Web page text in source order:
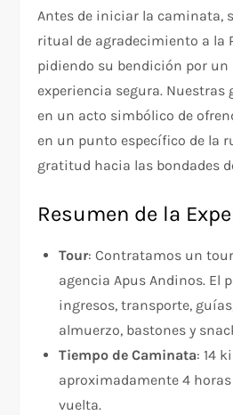
Antes de iniciar la caminata,
ritual de agradecimiento a la
pidiendo su bendición por un
experiencia segura.
en un acto simbólico de
en un punto específico de la
gratitud hacia las bondades
Resumen de la
Tour: Contratamos un
agencia Apus Andinos. El
ingresos, transporte,
almuerzo, bastones y
Tiempo de Caminata: 14
aproximadamente 4
vuelta.